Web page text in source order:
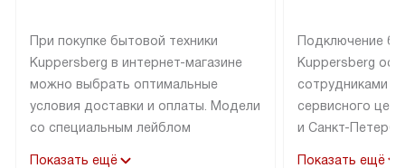
При покупке бытовой техники
Kuppersberg в интернет-магазине
можно выбрать оптимальные
условия доставки и оплаты. Модели
со специальным лейблом
Показать ещё
Подключение
Kuppersberg
сотрудниками
сервисного
и Санкт-
Показать ещё